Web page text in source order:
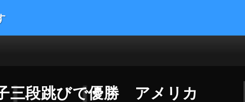
イエンス マネー 海外の反応
三段跳びで優勝 アメリカ